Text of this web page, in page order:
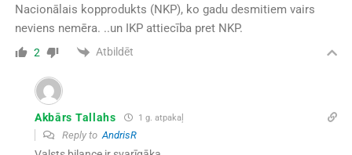
Nacionālais kopprodukts (NKP), ko gadu desmitiem vairs
neviens nemēra. ..un IKP attiecība pret NKP.
2 Atbildēt
Akbārs Tallahs 1 g. atpakaļ
Reply toAndrisR